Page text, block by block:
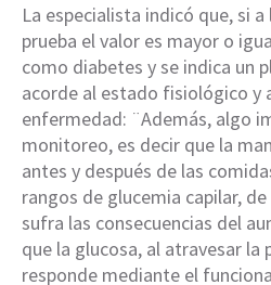
La especialista indicó que, si
prueba el valor es mayor o
como diabetes y se indica un
acorde al estado fisiológico y
enfermedad: ¨Además, algo
monitoreo, es decir que la
antes y después de las
rangos de glucemia capilar,
sufra las consecuencias del
que la glucosa, al atravesar la
responde mediante el